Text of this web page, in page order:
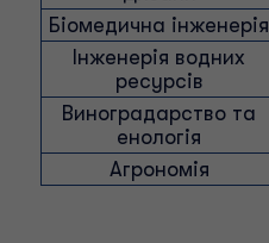
Біомедична інженерія
Інженерія водних
ресурсів
Виноградарство та
енологія
Агрономія